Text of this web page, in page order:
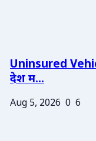
Uninsured
देश म...
Aug 5, 2026 0 6